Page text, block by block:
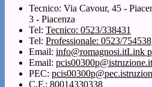
Tecnico: Via Cavour, 45 -
3 - Piacenza
Tel: Tecnico: 0523/338431
Tel: Professionale: 0523/754538
Email: info@romagnosi.itLink
Email: pcis00300p@istruzione.it
PEC:
C.F.: 80014330338